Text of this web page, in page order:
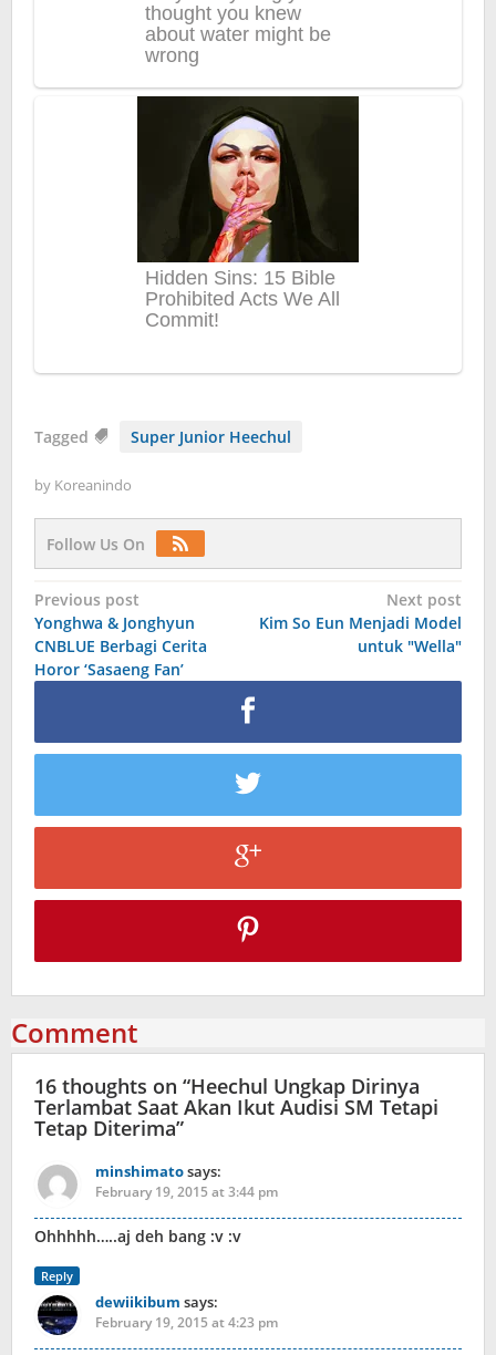
Tagged Super Junior Heechul
by Koreanindo
Follow Us On
Post
navigation
Previous post
Yonghwa & Jonghyun
CNBLUE Berbagi Cerita
Horor ‘Sasaeng Fan’
Next post
Kim So Eun Menjadi Model
untuk "Wella"
Comment
16 thoughts on “Heechul Ungkap Dirinya
Terlambat Saat Akan Ikut Audisi SM Tetapi
Tetap Diterima”
minshimatosays:
February 19, 2015 at 3:44 pm
Ohhhhh…..aj deh bang :v :v
Reply
dewiikibum says:
February 19, 2015 at 4:23 pm